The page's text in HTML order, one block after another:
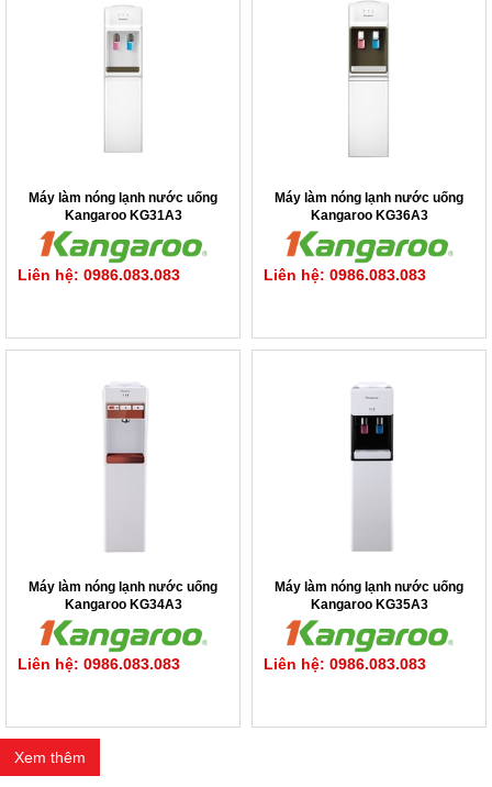
Máy làm nóng lạnh nước uống
Kangaroo KG31A3
Liên hệ: 0986.083.083
Máy làm nóng lạnh nước uống
Kangaroo KG36A3
Liên hệ: 0986.083.083
Máy làm nóng lạnh nước uống
Kangaroo KG34A3
Liên hệ: 0986.083.083
Máy làm nóng lạnh nước uống
Kangaroo KG35A3
Liên hệ: 0986.083.083
Xem thêm